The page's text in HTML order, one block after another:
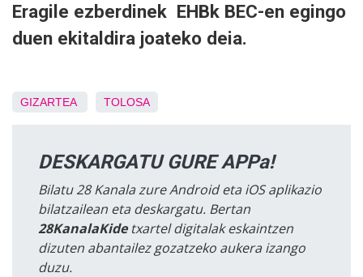
Eragile ezberdinek EHBk BEC-en egingo
duen ekitaldira joateko deia.
GIZARTEA TOLOSA
DESKARGATU GURE APPa!
Bilatu 28 Kanala zure Android eta iOS aplikazio
bilatzailean eta deskargatu. Bertan
28KanalaKidetxartel digitalak eskaintzen
dizuten abantailez gozatzeko aukera izango
duzu.